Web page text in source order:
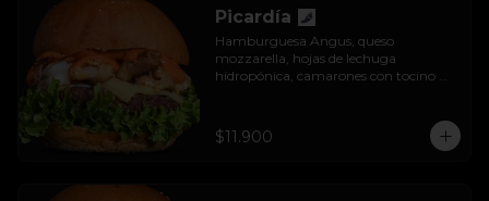
Picardía
Hamburguesa Angus, queso
mozzarella, hojas de lechuga
hidropónica, camarones con tocino
$11.900